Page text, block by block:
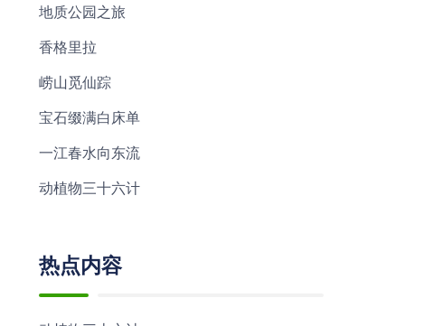
地质公园之旅
香格里拉
崂山觅仙踪
宝石缀满白床单
一江春水向东流
动植物三十六计
热点内容